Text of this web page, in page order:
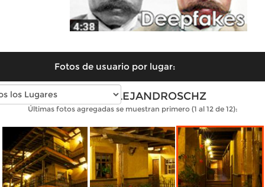
Fotos de usuario por lugar:
Fotos de ALEJANDROSCHZ
Últimas fotos agregadas se muestran primero (1 al 12 de 12):